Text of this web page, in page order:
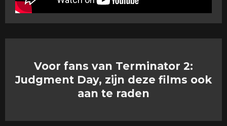
Voor fans van Terminator 2:
Judgment Day, zijn deze films ook
aan te raden